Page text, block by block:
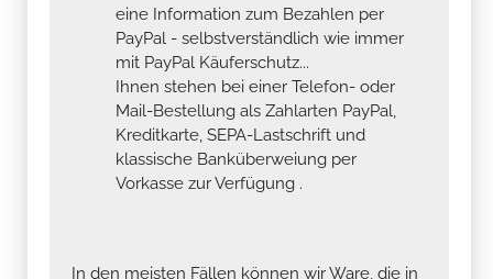
eine Information zum Bezahlen per
PayPal - selbstverständlich wie immer
mit PayPal Käuferschutz...
Ihnen stehen bei einer Telefon- oder
Mail-Bestellung als Zahlarten PayPal,
Kreditkarte, SEPA-Lastschrift und
klassische Banküberweiung per
Vorkasse zur Verfügung .
In den meisten Fällen können wir Ware, die in